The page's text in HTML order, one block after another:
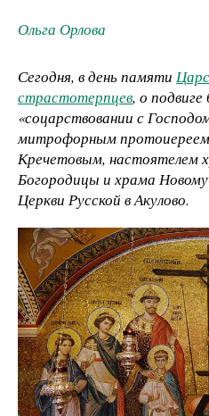
Ольга Орлова
Сегодня, в день памяти
страстотерпцев, о
«соцарствовании с
митрофорным
Кречетовым, настоятелем
Богородицы и храма
Церкви Русской в Акулово.